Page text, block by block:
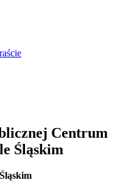
Centrum
Śląskim